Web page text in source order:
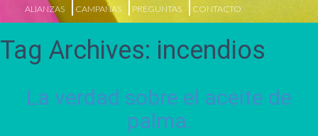
ALIANZAS
CAMPAÑAS PREGUNTAS CONTACTO
Tag Archives: incendios
La verdad sobre el aceite de
palma.